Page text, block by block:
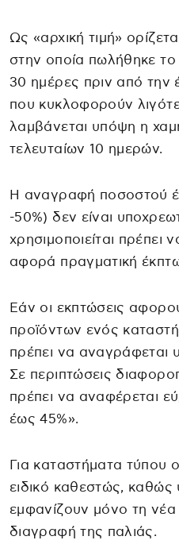
Ως «αρχική τιμή»
στην οποία πωλήθηκε το
30 ημέρες πριν από την
που κυκλοφορούν
λαμβάνεται υπόψη η
τελευταίων 10 ημερών.
Η αναγραφή ποσοστού
-50%) δεν είναι
χρησιμοποιείται πρέπει
αφορά πραγματική
Εάν οι εκπτώσεις
προϊόντων ενός
πρέπει να αναγράφεται
Σε περιπτώσεις
πρέπει να αναφέρεται
έως 45%».
Για καταστήματα τύπου
ειδικό καθεστώς, καθώς
εμφανίζουν μόνο τη νέα
διαγραφή της παλιάς.